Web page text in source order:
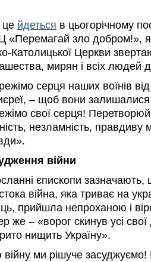
йдеться в цьогорічному
«Перемагай зло добром!»,
Католицької Церкви
мирян і всіх людей
серця наших воїнів
– щоб вони залишалися
свої серця!
незламність, правдиву
війни
єпископи
війна, яка триває на
прийшла непроханою і
же – «ворог скинув усі
нищить Україну».
ми рішуче засуджуємо!